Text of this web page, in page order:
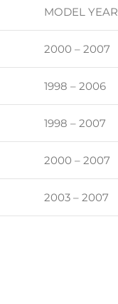
MODEL YEAR
2000 – 2007
1998 – 2006
1998 – 2007
2000 – 2007
2003 – 2007